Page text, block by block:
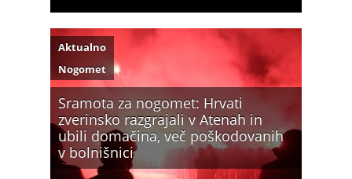
Sramota za nogomet: Hrvati
zverinsko razgrajali v Atenah in
ubili domačina, več poškodovanih
v bolnišnici
Aktualno
Nogomet